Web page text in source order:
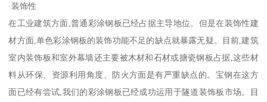
·装饰性
在工业建筑方面,普通彩涂钢板已经占据主导地位。但是在装饰性建
材方面,单色彩涂钢板的装饰功能不足的缺点就暴露无疑。目前,建筑
室内装饰板和室外幕墙还主要被木材和石材或搪瓷钢板占据,这些材
料从环保、资源利用角度、防火方面是有严重缺点的。宝钢在这方
面已经有尝试,我们的彩涂钢板已经成功运用于隧道装饰板市场。目